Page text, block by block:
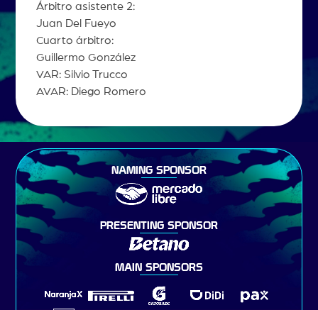
Árbitro asistente 2:
Juan Del Fueyo
Cuarto árbitro:
Guillermo González
VAR: Silvio Trucco
AVAR: Diego Romero
NAMING SPONSOR
PRESENTING SPONSOR
MAIN SPONSORS